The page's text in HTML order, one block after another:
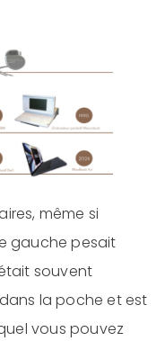
même si
gauche pesait
souvent
la poche et est
vous pouvez